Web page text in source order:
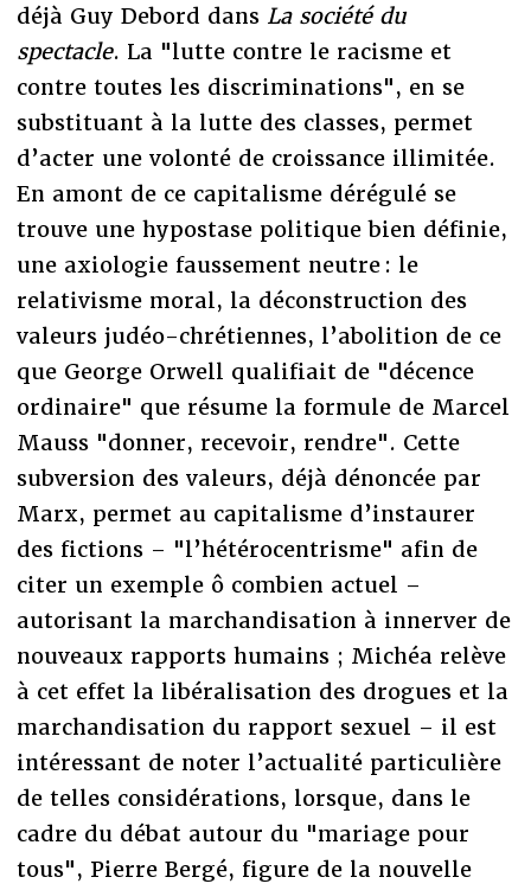
déjà Guy Debord dans La société du
spectacle. La "lutte contre le racisme et
contre toutes les discriminations", en se
substituant à la lutte des classes, permet
d’acter une volonté de croissance illimitée.
En amont de ce capitalisme dérégulé se
trouve une hypostase politique bien définie,
une axiologie faussement neutre : le
relativisme moral, la déconstruction des
valeurs judéo-chrétiennes, l’abolition de ce
que George Orwell qualifiait de "décence
ordinaire" que résume la formule de Marcel
Mauss "donner, recevoir, rendre". Cette
subversion des valeurs, déjà dénoncée par
Marx, permet au capitalisme d’instaurer
des fictions – "l’hétérocentrisme" afin de
citer un exemple ô combien actuel –
autorisant la marchandisation à innerver de
nouveaux rapports humains ; Michéa relève
à cet effet la libéralisation des drogues et la
marchandisation du rapport sexuel – il est
intéressant de noter l’actualité particulière
de telles considérations, lorsque, dans le
cadre du débat autour du "mariage pour
tous", Pierre Bergé, figure de la nouvelle